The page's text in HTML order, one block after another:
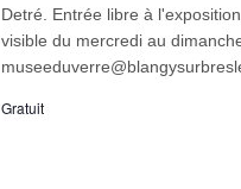
Detré. Entrée libre à
visible du mercredi au
Gratuit